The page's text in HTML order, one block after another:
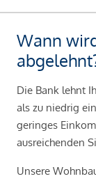
Wann
Die Bank lehnt
als zu niedrig
geringes
ausreichenden
Unsere